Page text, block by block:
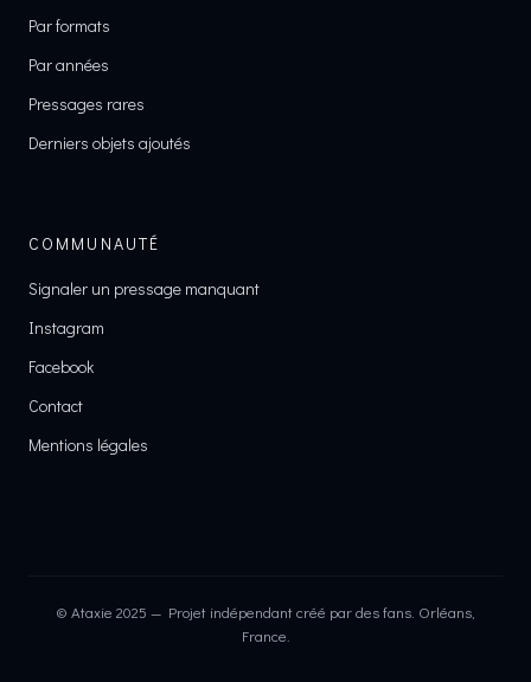
Par formats
Par années
Pressages rares
Derniers objets ajoutés
COMMUNAUTÉ
Signaler un pressage manquant
Instagram
Facebook
Contact
Mentions légales
© Ataxie 2025 — Projet indépendant créé par des fans. Orléans,
France.